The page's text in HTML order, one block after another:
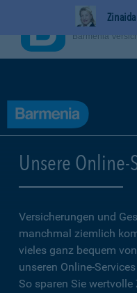
Unsere Online-
Versicherungen und
manchmal ziemlich
vieles ganz bequem
unseren Online-
So sparen Sie
BarmeniaApp
Barmenia